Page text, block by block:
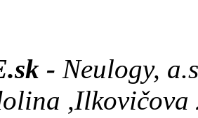
- Neulogy,
,Ilkovičova